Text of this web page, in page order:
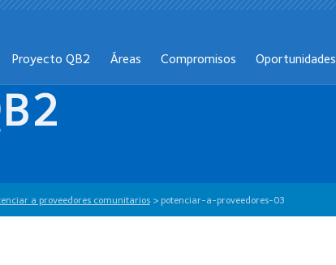
Proyecto QB2 Áreas Compromisos Oportunidades
a proveedores comunitarios> potenciar-a-proveedores-03